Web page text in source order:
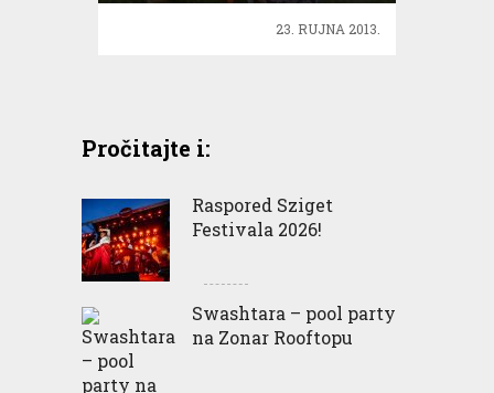
23. RUJNA 2013.
Pročitajte i:
Raspored Sziget
Festivala 2026!
Swashtara – pool party
na Zonar Rooftopu